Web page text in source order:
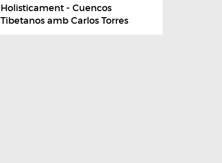
Holisticament - Cuencos
Tibetanos amb Carlos Torres